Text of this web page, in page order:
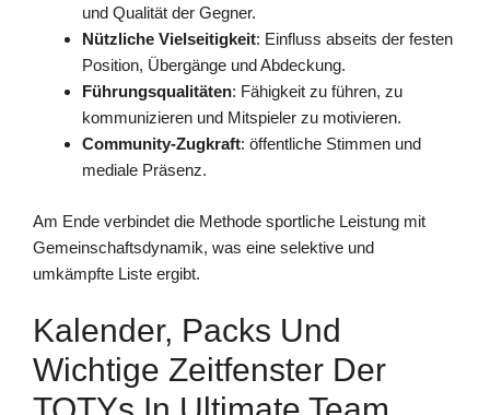
und Qualität der Gegner.
Nützliche Vielseitigkeit: Einfluss abseits der festen
Position, Übergänge und Abdeckung.
Führungsqualitäten: Fähigkeit zu führen, zu
kommunizieren und Mitspieler zu motivieren.
Community-Zugkraft: öffentliche Stimmen und
mediale Präsenz.
Am Ende verbindet die Methode sportliche Leistung mit
Gemeinschaftsdynamik, was eine selektive und
umkämpfte Liste ergibt.
Kalender, Packs Und
Wichtige Zeitfenster Der